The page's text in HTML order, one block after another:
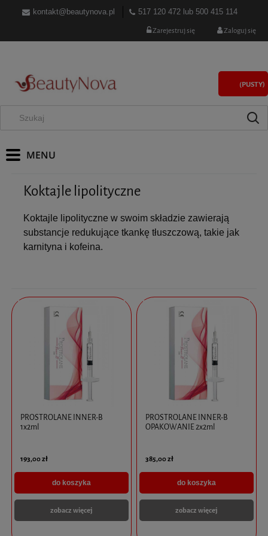
kontakt@beautynova.pl 517 120 472 lub 500 415 114
Zarejestruj się Zaloguj się
(PUSTY)
Koktajle lipolityczne
Koktajle lipolityczne w swoim składzie zawierają
substancje redukujące tkankę tłuszczową, takie jak
karnityna i kofeina.
PROSTROLANE INNER-B
1x2ml
193,00 zł
do koszyka
zobacz więcej
PROSTROLANE INNER-B
OPAKOWANIE 2x2ml
385,00 zł
do koszyka
zobacz więcej